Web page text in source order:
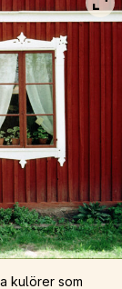
kulörer som